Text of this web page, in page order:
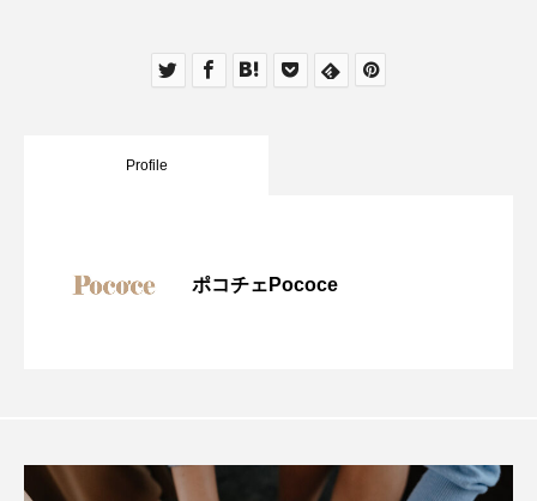
Profile
ポコチェPococe